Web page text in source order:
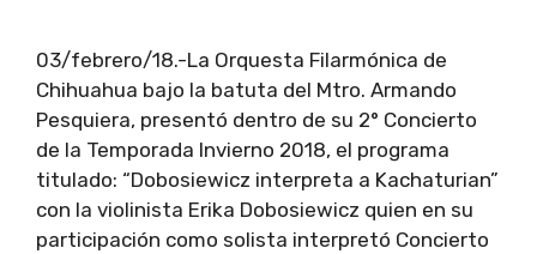
03/febrero/18.-La Orquesta Filarmónica de
Chihuahua bajo la batuta del Mtro. Armando
Pesquiera, presentó dentro de su 2° Concierto
de la Temporada Invierno 2018, el programa
titulado: “Dobosiewicz interpreta a Kachaturian”
con la violinista Erika Dobosiewicz quien en su
participación como solista interpretó Concierto